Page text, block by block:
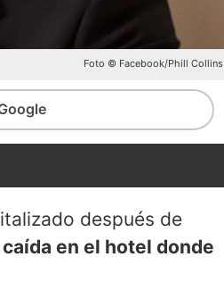
Foto © Facebook/Phill Collins
después de
caída en el hotel donde